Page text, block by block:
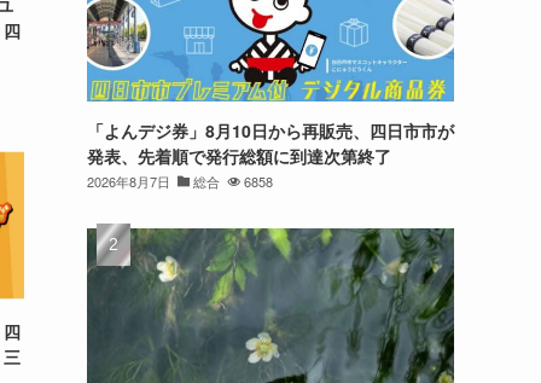
「よんデジ券」8月10日から再販売、四日市市が
発表、先着順で発行総額に到達次第終了
2026年8月7日 総合 6858